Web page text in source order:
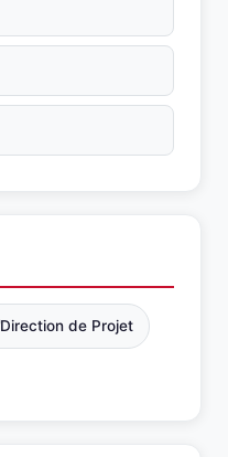
Direction de Projet